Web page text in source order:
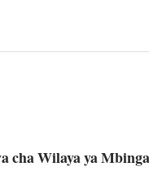
cha Wilaya ya